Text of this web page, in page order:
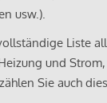
usw.).
Liste
und
Sie auch